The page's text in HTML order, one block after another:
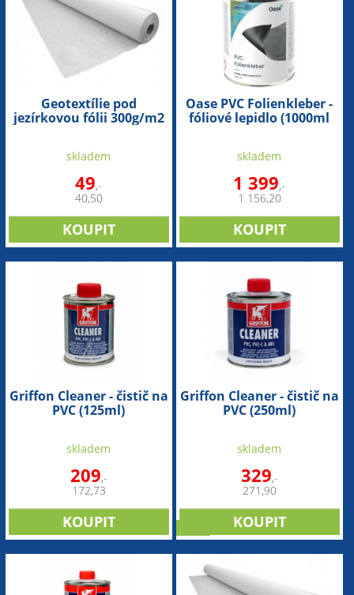
Geotextílie pod
jezírkovou fólii 300g/m2
skladem
49,-
40,50
Oase PVC Folienkleber -
fóliové lepidlo (1000ml
skladem
1 399,-
1 156,20
Griffon Cleaner - čistič na
PVC (125ml)
skladem
209,-
172,73
Griffon Cleaner - čistič na
PVC (250ml)
skladem
329,-
271,90